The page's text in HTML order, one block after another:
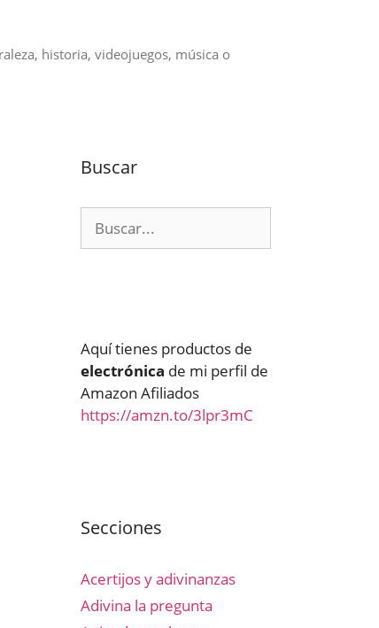
historia, videojuegos, música o
Buscar
Aquí tienes productos de
electrónica de mi perfil de
Amazon Afiliados
https://amzn.to/3lpr3mC
Secciones
Acertijos y adivinanzas
Adivina la pregunta